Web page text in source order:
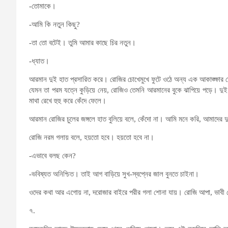
-তোমাকে।
-আমি কি নতুন কিছু?
-তা তো বটেই। তুমি আমার কাছে চির নতুন।
-ধ্যাত।
আরমান দুই হাত প্রসারিত করে। রোজির চোখেমুখে ফুটে ওঠে অন্য এক আকাঙ্ক্ষার
যেমন তা পরম যত্নে কুড়িয়ে নেয়, রোজিও তেমনি আরমানের বুকে ঝাপিয়ে পড়ে।
মাথা রেখে হুহু করে কেঁদে ফেলে।
আরমান রোজির চুলের জঙ্গলে হাত বুলিয়ে বলে, কেঁদো না। আমি মনে করি,
রোজি নরম গলায় বলে, হয়তো হবে। হয়তো হবে না।
-এভাবে বলছ কেন?
-ভবিষ্যত অনিশ্চিত। তাই আগ বাড়িয়ে সুখ-স্বপ্নের জাল বুনতে চাইনা।
ওদের কথা আর এগোয় না, দরোজার বাইরে পরীর গলা শোনা যায়। রোজি আপা,
৭.